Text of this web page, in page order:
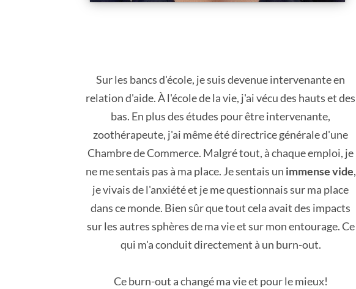
Sur les bancs d'école, je suis devenue intervenante en
relation d'aide. À l'école de la vie, j'ai vécu des hauts et des
bas. En plus des études pour être intervenante,
zoothérapeute, j'ai même été directrice générale d'une
Chambre de Commerce. Malgré tout, à chaque emploi, je
ne me sentais pas à ma place. Je sentais un immense vide,
je vivais de l'anxiété et je me questionnais sur ma place
dans ce monde. Bien sûr que tout cela avait des impacts
sur les autres sphères de ma vie et sur mon entourage. Ce
qui m'a conduit directement à un burn-out.
Ce burn-out a changé ma vie et pour le mieux!